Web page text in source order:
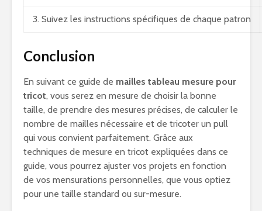
3. Suivez les instructions spécifiques de chaque patron
Conclusion
En suivant ce guide de mailles tableau mesure pour
tricot, vous serez en mesure de choisir la bonne
taille, de prendre des mesures précises, de calculer le
nombre de mailles nécessaire et de tricoter un pull
qui vous convient parfaitement. Grâce aux
techniques de mesure en tricot expliquées dans ce
guide, vous pourrez ajuster vos projets en fonction
de vos mensurations personnelles, que vous optiez
pour une taille standard ou sur-mesure.